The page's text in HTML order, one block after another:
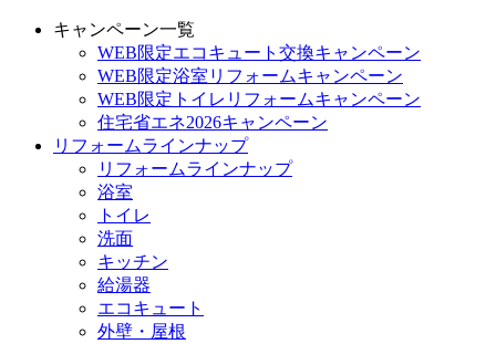
キャンペーン一覧
WEB限定エコキュート交換キャンペーン
WEB限定浴室リフォームキャンペーン
WEB限定トイレリフォームキャンペーン
住宅省エネ2026キャンペーン
リフォームラインナップ
リフォームラインナップ
浴室
トイレ
洗面
キッチン
給湯器
エコキュート
外壁・屋根